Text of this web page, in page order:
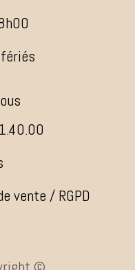
vente / RGPD